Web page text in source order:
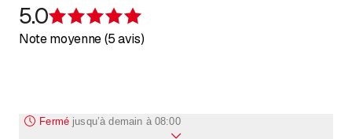
5.0
Note moyenne (5 avis)
Fermé jusqu’à demain à 08:00